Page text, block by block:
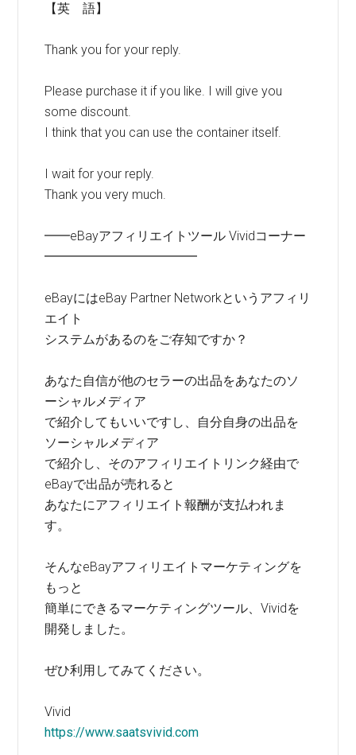
【英 語】
Thank you for your reply.
Please purchase it if you like. I will give you
some discount.
I think that you can use the container itself.
I wait for your reply.
Thank you very much.
━━eBayアフィリエイトツール Vividコーナー
━━━━━━━━━━━━
eBayにはeBay Partner Networkというアフィリ
エイト
システムがあるのをご存知ですか？
あなた自信が他のセラーの出品をあなたのソ
ーシャルメディア
で紹介してもいいですし、自分自身の出品を
ソーシャルメディア
で紹介し、そのアフィリエイトリンク経由で
eBayで出品が売れると
あなたにアフィリエイト報酬が支払われま
す。
そんなeBayアフィリエイトマーケティングを
もっと
簡単にできるマーケティングツール、Vividを
開発しました。
ぜひ利用してみてください。
Vivid
https://www.saatsvivid.com